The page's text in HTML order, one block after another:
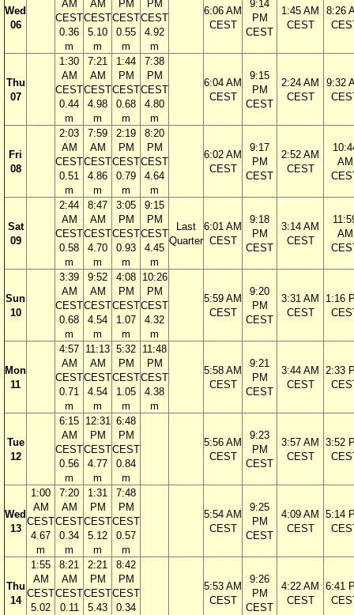
Wed
06
AM
CEST
0.36
m
AM
CEST
5.10
m
PM
CEST
0.55
m
PM
CEST
4.92
m
6:06 AM
CEST
9:14
PM
CEST
1:45 AM
CEST
8:26
Thu
07
1:30
AM
CEST
0.44
m
7:21
AM
CEST
4.98
m
1:44
PM
CEST
0.68
m
7:38
PM
CEST
4.80
m
6:04 AM
CEST
9:15
PM
CEST
2:24 AM
CEST
9:32
Fri
08
2:03
AM
CEST
0.51
m
7:59
AM
CEST
4.86
m
2:19
PM
CEST
0.79
m
8:20
PM
CEST
4.64
m
6:02 AM
CEST
9:17
PM
CEST
2:52 AM
CEST
AM
Sat
09
2:44
AM
CEST
0.58
m
8:47
AM
CEST
4.70
m
3:05
PM
CEST
0.93
m
9:15
PM
CEST
4.45
m
Last
Quarter
6:01 AM
CEST
9:18
PM
CEST
3:14 AM
CEST
AM
Sun
10
3:39
AM
CEST
0.68
m
9:52
AM
CEST
4.54
m
4:08
PM
CEST
1.07
m
10:26
PM
CEST
4.32
m
5:59 AM
CEST
9:20
PM
CEST
3:31 AM
CEST
1:16
Mon
11
4:57
AM
CEST
0.71
m
11:13
AM
CEST
4.54
m
5:32
PM
CEST
1.05
m
11:48
PM
CEST
4.38
m
5:58 AM
CEST
9:21
PM
CEST
3:44 AM
CEST
2:33
Tue
12
6:15
AM
CEST
0.56
m
12:31
PM
CEST
4.77
m
6:48
PM
CEST
0.84
m
5:56 AM
CEST
9:23
PM
CEST
3:57 AM
CEST
3:52
Wed
13
1:00
AM
CEST
4.67
m
7:20
AM
CEST
0.34
m
1:31
PM
CEST
5.12
m
7:48
PM
CEST
0.57
m
5:54 AM
CEST
9:25
PM
CEST
4:09 AM
CEST
5:14
Thu
14
1:55
AM
CEST
5.02
8:21
AM
CEST
0.11
2:21
PM
CEST
5.43
8:42
PM
CEST
0.34
5:53 AM
CEST
9:26
PM
CEST
4:22 AM
CEST
6:41